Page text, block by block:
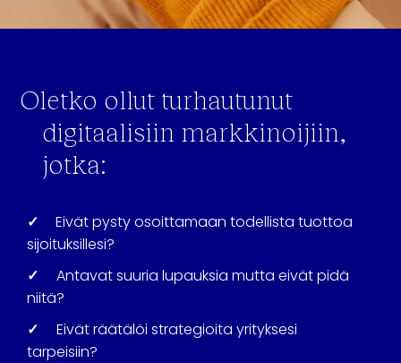
Oletko ollut turhautunut
digitaalisiin markkinoijiin,
jotka:
✓
Eivät pysty osoittamaan todellista tuottoa
sijoituksillesi?
✓ Antavat suuria lupauksia mutta eivät pidä
niitä?
✓
Eivät räätälöi strategioita yrityksesi
tarpeisiin?